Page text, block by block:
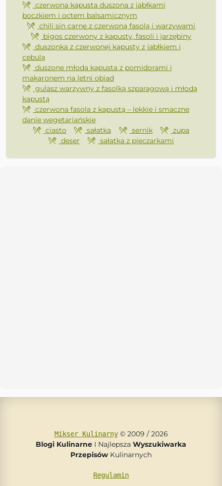
czerwona kapusta duszona z jabłkami
boczkiem i octem balsamicznym
chili sin carne z czerwoną fasolą i warzywami
bigos czerwony z kapusty, fasoli i jarzębiny
duszonka z czerwonej kapusty z jabłkiem i
cebulą
duszone młoda kapusta z pomidorami i
makaronem na letni obiad
gulasz warzywny z fasolką szparagową i młodą
kapustą
czerwona fasola z kapustą – lekkie i smaczne
danie wegetariańskie
ciasto
sałatka sernik
zupa
deser
sałatka z pieczarkami
Mikser Kulinarny© 2009 / 2026
Blogi Kulinarne I Najlepsza Wyszukiwarka
Przepisów Kulinarnych
Regulamin